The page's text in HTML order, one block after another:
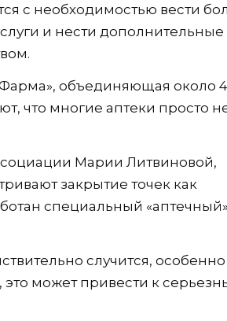
с необходимостью вести
и нести дополнительные
объединяющая около 4
что многие аптеки просто
Марии Литвиновой,
закрытие точек как
специальный «аптечный»
случится, особенно
может привести к